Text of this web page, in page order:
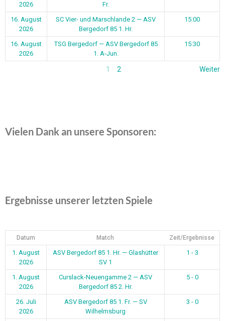
2026
Fr.
16. August
2026
SC Vier- und Marschlande 2 — ASV
Bergedorf 85 1. Hr.
15:00
16. August
2026
TSG Bergedorf — ASV Bergedorf 85
1. A-Jun.
15:30
1 2 Weiter
Vielen Dank an unsere Sponsoren:
Ergebnisse unserer letzten Spiele
Datum Match Zeit/Ergebnisse
1. August
2026
ASV Bergedorf 85 1. Hr. — Glashütter
SV 1
1 - 3
1. August
2026
Curslack-Neuengamme 2 — ASV
Bergedorf 85 2. Hr.
5 - 0
26. Juli
2026
ASV Bergedorf 85 1. Fr. — SV
Wilhelmsburg
3 - 0